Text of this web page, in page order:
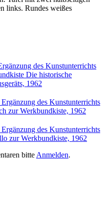
links. Rundes weißes
des Kunstunterrichts
Die historische
1962
des Kunstunterrichts
zur Werkbundkiste, 1962
des Kunstunterrichts
zur Werkbundkiste, 1962
bitte Anmelden.